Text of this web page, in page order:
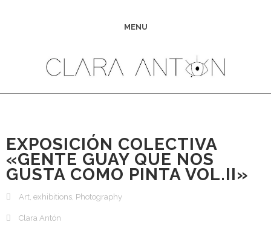
MENU
EXPOSICIÓN COLECTIVA
«GENTE GUAY QUE NOS
GUSTA COMO PINTA VOL.II»
Art, exhibitions, Photography
Clara Antón